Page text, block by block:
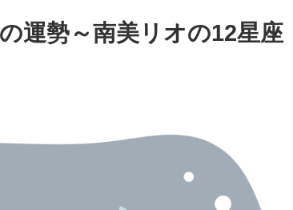
運勢～南美リオの12星座